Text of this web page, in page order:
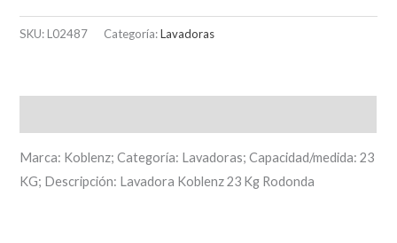
SKU:L02487 Categoría:Lavadoras
Marca: Koblenz; Categoría: Lavadoras; Capacidad/medida: 23
KG; Descripción: Lavadora Koblenz 23 Kg Rodonda